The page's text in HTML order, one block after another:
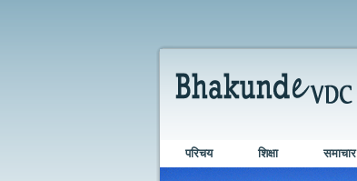
परिचय शिक्षा समाचार